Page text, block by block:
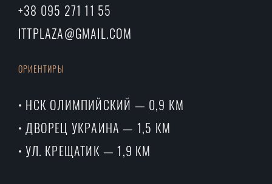
+38 095 271 11 55
ITTPLAZA@GMAIL.COM
ОРИЕНТИРЫ
• НСК ОЛИМПИЙСКИЙ — 0,9 КМ
• ДВОРЕЦ УКРАИНА — 1,5 КМ
• УЛ. КРЕЩАТИК — 1,9 КМ